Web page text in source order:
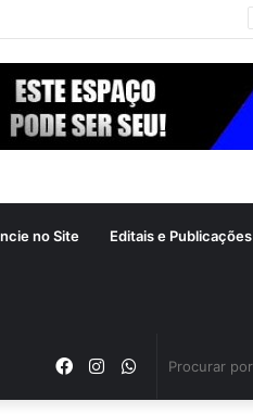
no Site Editais e Publicações
WhatsApp
Instagram
Facebook